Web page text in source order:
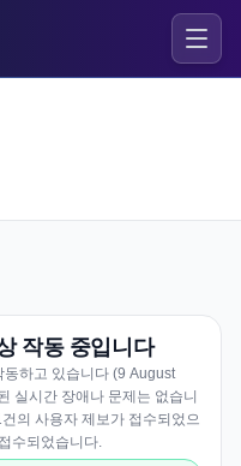
작동 중입니다
하고 있습니다 (9 August
실시간 장애나 문제는 없습니
의 사용자 제보가 접수되었으
수되었습니다.